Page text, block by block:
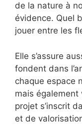
de la nature à
évidence. Quel
jouer entre les
Elle s’assure
fondent dans
chaque espace
mais également
projet s’inscrit
et de